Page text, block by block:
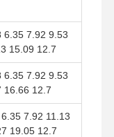
6.35 7.92 9.53
15.09 12.7
6.35 7.92 9.53
16.66 12.7
7.92 11.13
19.05 12.7